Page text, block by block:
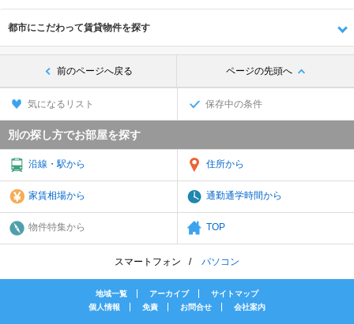
都市にこだわって賃貸物件を探す
前のページへ戻る ページの先頭へ
気になるリスト 保存中の条件
別の探し方でお部屋を探す
沿線・駅から 住所から
家賃相場から 通勤通学時間から
物件特集から TOP
スマートフォン パソコン
地域一覧 アーカイブ
サイトマップ
個人情報
免責 お問合せ 会社案内